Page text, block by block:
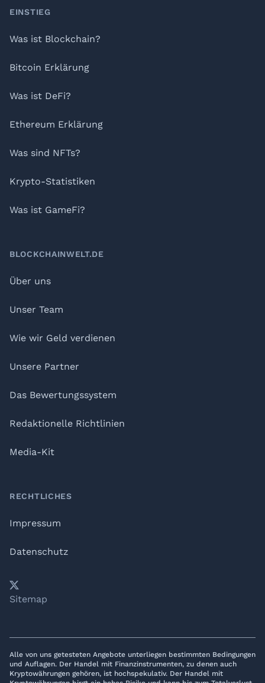
Footer
EINSTIEG
Was ist Blockchain?
Bitcoin Erklärung
Was ist DeFi?
Ethereum Erklärung
Was sind NFTs?
Krypto-Statistiken
Was ist GameFi?
BLOCKCHAINWELT.DE
Über uns
Unser Team
Wie wir Geld verdienen
Unsere Partner
Das Bewertungssystem
Redaktionelle Richtlinien
Media-Kit
RECHTLICHES
Impressum
Datenschutz
YouTube
𝕏LinkedIn
Telegram
Sitemap
Alle von uns getesteten Angebote unterliegen bestimmten Bedingungen
und Auflagen. Der Handel mit Finanzinstrumenten, zu denen auch
Kryptowährungen gehören, ist hochspekulativ. Der Handel mit